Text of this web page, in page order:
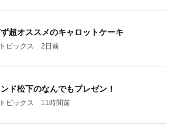
超オススメのキャロットケーキ
ピックス 2日前
ド松下のなんでもプレゼン！
ピックス 11時間前